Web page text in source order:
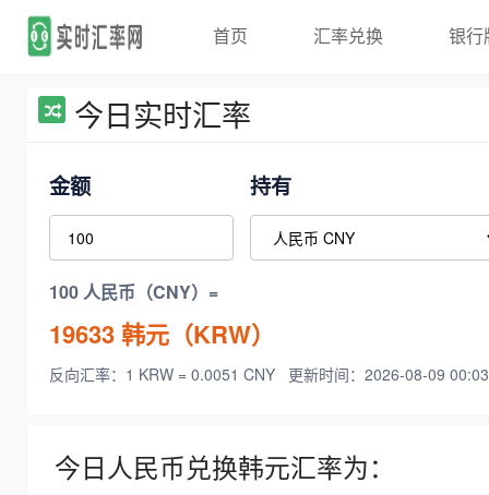
首页 汇率兑换 银行
今日实时汇率
金额 持有
100 人民币（CNY）=
19633韩元（KRW）
反向汇率：1 KRW = 0.0051 CNY 更新时间：2026-08-09
今日人民币兑换韩元汇率为：